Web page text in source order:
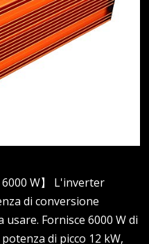
W】 L'inverter
di conversione
Fornisce 6000 W di
di picco 12 kW,